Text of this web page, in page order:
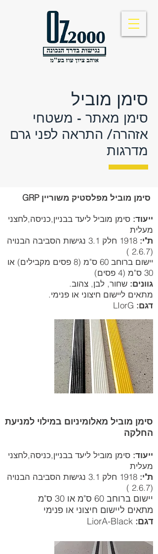
סימן מוביל
סימן מאתר - משטחי
אזהרה/ התראה לפני גרם
מדרגות
סימן מוביל מפלסטיק משוריין GRP
ייעוד: סימן מוביל ליעד בבניין,כניסה,לחצני
מעלית
ת"י:
1918 חלק 3.1 נגישות הסביבה הבנויה
(2.6.7 )
יישום ברוחב 60 ס"מ (8 פסים מקבילים) או
30 ס"מ (4 פסים)
גוונים: שחור, לבן, צהוב.
מתאים ליישום חיצוני או פנימי.
דגם: LIorG
סימן מוביל מאלומיניום במילוי למניעת
החלקה
ייעוד: סימן מוביל ליעד בבניין,כניסה,לחצני
מעלית
ת"י:
1918 חלק 3.1 נגישות הסביבה הבנויה
(2.6.7 )
יישום ברוחב 60 ס"מ או 30 ס"מ
מתאים ליישום חיצוני או פנימי
דגם: LiorA-Black